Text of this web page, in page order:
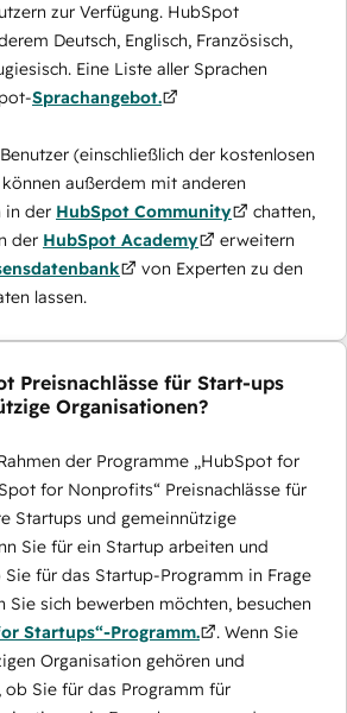
zur Verfügung. HubSpot
Deutsch, Englisch, Französisch,
Eine Liste aller Sprachen
Sprachangebot.
(einschließlich der kostenlosen
außerdem mit anderen
in der HubSpot Community
chatten,
der HubSpot Academy
erweitern
von Experten zu den
lassen.
Preisnachlässe für Start-ups
Organisationen?
der Programme „HubSpot for
for Nonprofits“ Preisnachlässe für
Startups und gemeinnützige
Sie für ein Startup arbeiten und
für das Startup-Programm in Frage
Sie sich bewerben möchten, besuchen
Startups“-Programm.
. Wenn Sie
Organisation gehören und
ob Sie für das Programm für